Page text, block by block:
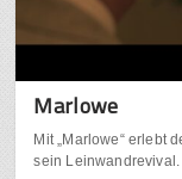
Marlowe
Mit „Marlowe“ erlebt
sein Leinwandrevival.